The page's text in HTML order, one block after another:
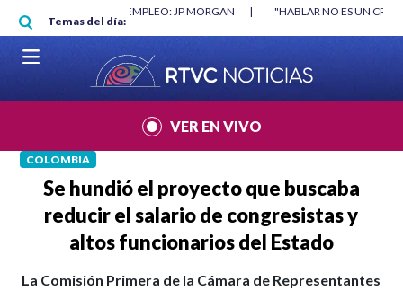
Pasar al contenido principal
Temas del día:
MÍNIMO NO DESTRUYÓ EMPLEO: JP MORGAN |
"HABLAR NO ES UN
MUNDIAL 2026
|
VER EN VIVO
COLOMBIA
Se hundió el proyecto que buscaba
reducir el salario de congresistas y
altos funcionarios del Estado
La Comisión Primera de la Cámara de Representantes